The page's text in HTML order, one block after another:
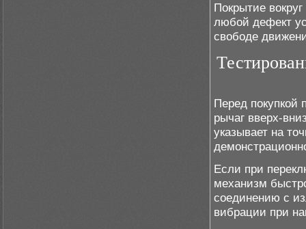
Покрытие
любой дефект
свободе
Перед покупкой
рычаг вверх-
указывает на
Если при
механизм
соединению с
вибрации при